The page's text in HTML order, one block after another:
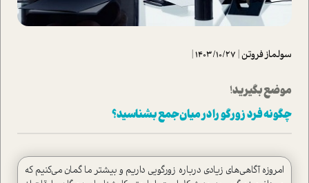
سولماز فروتن|
1403/10/27
|
موضع بگیرید!
چگونه فرد زورگو را در میان جمع بشناسید؟
امروزه آگاهی‌های زیادی درباره زورگویی داریم و بیشتر ما گمان می‌کنیم که